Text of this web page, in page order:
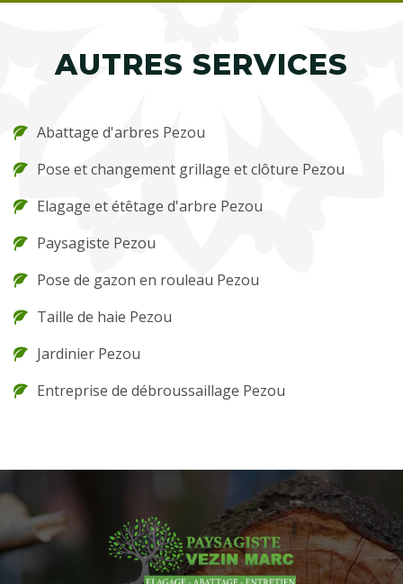
AUTRES SERVICES
Abattage d'arbres Pezou
Pose et changement grillage et clôture Pezou
Elagage et étêtage d'arbre Pezou
Paysagiste Pezou
Pose de gazon en rouleau Pezou
Taille de haie Pezou
Jardinier Pezou
Entreprise de débroussaillage Pezou